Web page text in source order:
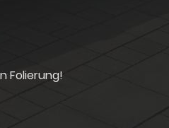
Folierung!